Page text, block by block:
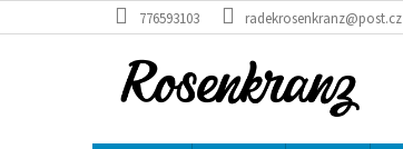
na
776593103 radekrosenkranz@post.cz